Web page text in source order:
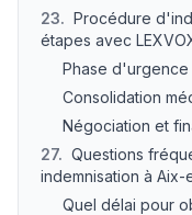
23. Procédure
étapes avec
Phase
Consolidation
Négociation et
27. Questions
indemnisation à
Quel délai pour